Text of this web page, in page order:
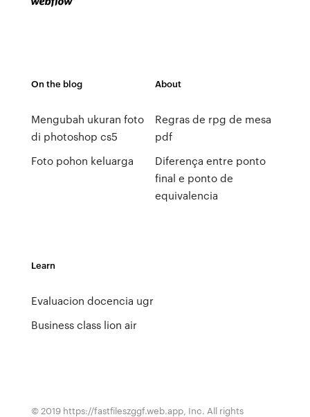
On the blog
Mengubah ukuran foto
di photoshop cs5
Foto pohon keluarga
About
Regras de rpg de mesa
pdf
Diferença entre ponto
final e ponto de
equivalencia
Learn
Evaluacion docencia ugr
Business class lion air
© 2019 https://fastfileszggf.web.app, Inc. All rights